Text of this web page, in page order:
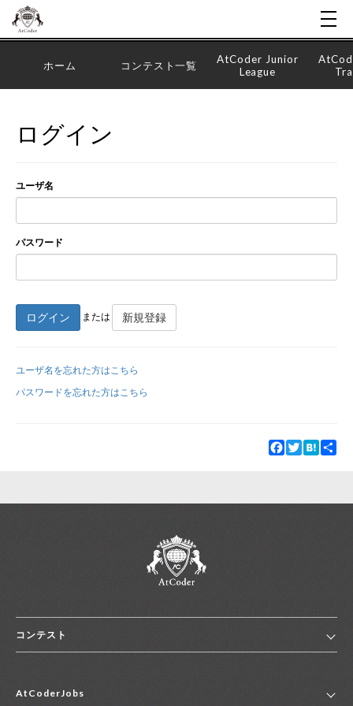
新規登録
ホーム コンテスト一覧
AtCoder Junior
League
ログイン
ユーザ名
パスワード
ログイン または 新規登録
ユーザ名を忘れた方はこちら
パスワードを忘れた方はこちら
Facebook
TwitterHatena
コンテスト
コンテスト一覧
AtCoderJobs